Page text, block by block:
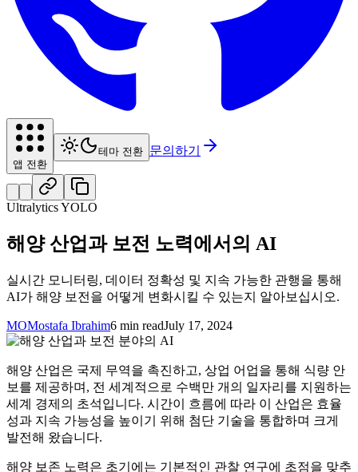
앱 전환
테마 전환 문의하기
Ultralytics YOLO
해양 산업과 보전 노력에서의 AI
실시간 모니터링, 데이터 정확성 및 지속 가능한 관행을 통해
AI가 해양 보전을 어떻게 변화시킬 수 있는지 알아보십시오.
MOMostafa Ibrahim6 min readJuly 17, 2024
해양 산업은 국제 무역을 촉진하고, 상업 어업을 통해 식량 안
보를 제공하며, 전 세계적으로 수백만 개의 일자리를 지원하는
세계 경제의 초석입니다. 시간이 흐름에 따라 이 산업은 효율
성과 지속 가능성을 높이기 위해 첨단 기술을 통합하며 크게
발전해 왔습니다.
해양 보존 노력은 초기에는 기본적인 관찰 연구에 초점을 맞추